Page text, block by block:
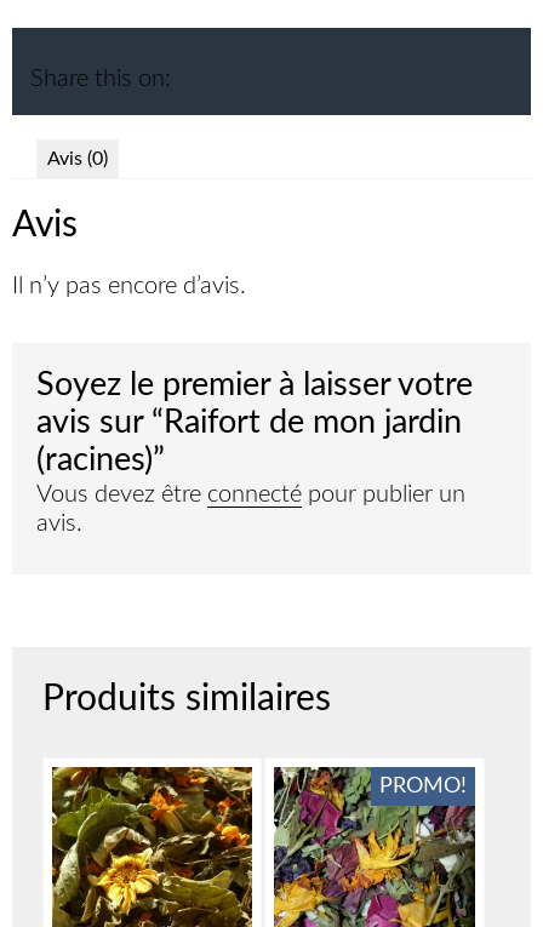
Share this on:
Avis (0)
Avis
Il n’y pas encore d’avis.
Soyez le premier à laisser votre
avis sur “Raifort de mon jardin
(racines)”
Vous devez être connecté pour publier un
avis.
Produits similaires
PROMO!